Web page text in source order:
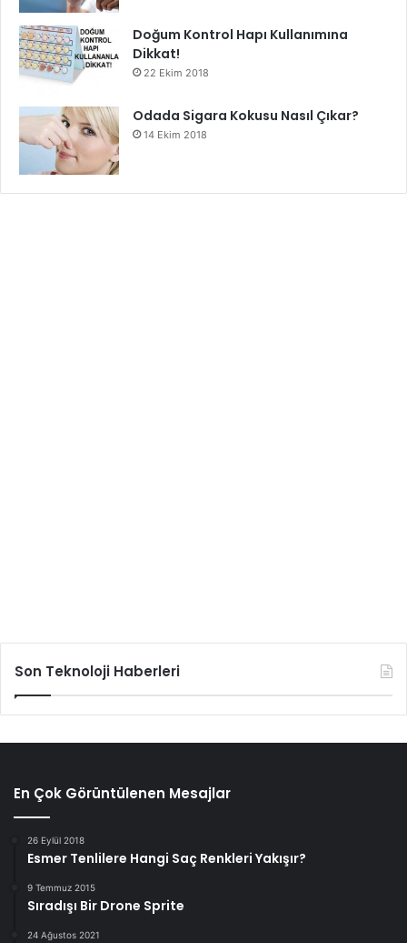
Doğum Kontrol Hapı Kullanımına
Dikkat!
22 Ekim 2018
Odada Sigara Kokusu Nasıl Çıkar?
14 Ekim 2018
Son Teknoloji Haberleri
En Çok Görüntülenen Mesajlar
26 Eylül 2018
Esmer Tenlilere Hangi Saç Renkleri Yakışır?
9 Temmuz 2015
Sıradışı Bir Drone Sprite
24 Ağustos 2021